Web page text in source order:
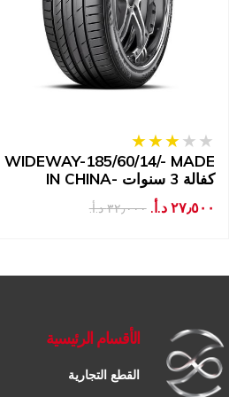
WIDEWAY-185/60/14/- MADE
IN CHINA- كفالة 3 سنوات
٣٢٫٠٠٠ د.أ.‏ ٢٧٫٥٠٠ د.أ.‏
الأقسام الرئيسية
القطع التجارية